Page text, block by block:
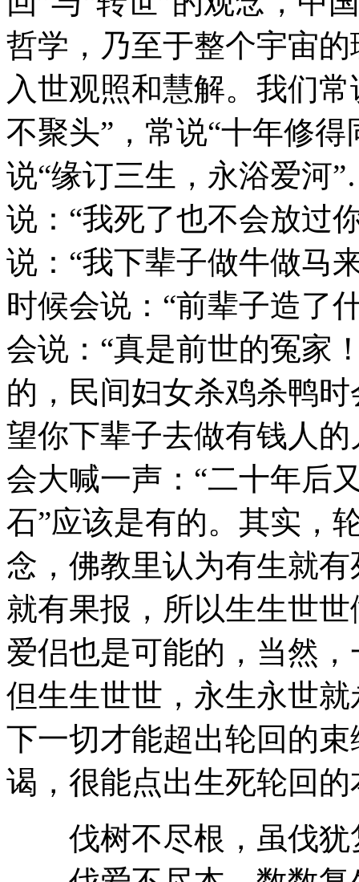
哲学，乃至于整个宇宙
入世观照和慧解。我们
不聚头”，常说“十年修
说“缘订三生，永浴爱
说：“我死了也不会放过
说：“我下辈子做牛做马
时候会说：“前辈子造了
会说：“真是前世的冤家
的，民间妇女杀鸡杀鸭
望你下辈子去做有钱人
会大喊一声：“二十年后
石”应该是有的。其实，
念，佛教里认为有生就
就有果报，所以生生世
爱侣也是可能的，当然
但生生世世，永生永世
下一切才能超出轮回的
谒，很能点出生死轮回的
伐树不尽根，虽伐犹